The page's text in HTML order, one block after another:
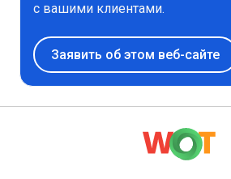
с вашими клиентами.
Заявить об этом веб-сайте